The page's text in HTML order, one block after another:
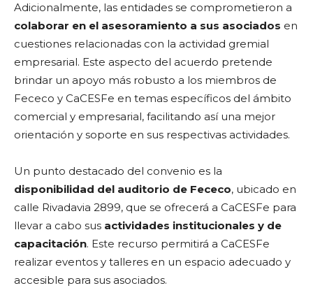
Adicionalmente, las entidades se comprometieron a
colaborar en el asesoramiento a sus asociados en
cuestiones relacionadas con la actividad gremial
empresarial. Este aspecto del acuerdo pretende
brindar un apoyo más robusto a los miembros de
Fececo y CaCESFe en temas específicos del ámbito
comercial y empresarial, facilitando así una mejor
orientación y soporte en sus respectivas actividades.
Un punto destacado del convenio es la
disponibilidad del auditorio de Fececo, ubicado en
calle Rivadavia 2899, que se ofrecerá a CaCESFe para
llevar a cabo sus actividades institucionales y de
capacitación. Este recurso permitirá a CaCESFe
realizar eventos y talleres en un espacio adecuado y
accesible para sus asociados.